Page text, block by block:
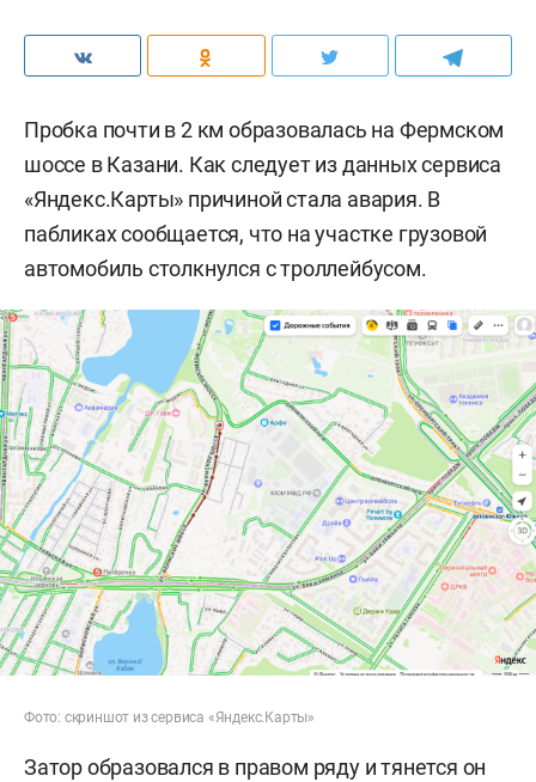
Пробка почти в 2 км образовалась на Фермском
шоссе в Казани. Как следует из данных сервиса
«Яндекс.Карты» причиной стала авария. В
пабликах сообщается, что на участке грузовой
автомобиль столкнулся с троллейбусом.
Фото: скриншот из сервиса «Яндекс.Карты»
Затор образовался в правом ряду и тянется он